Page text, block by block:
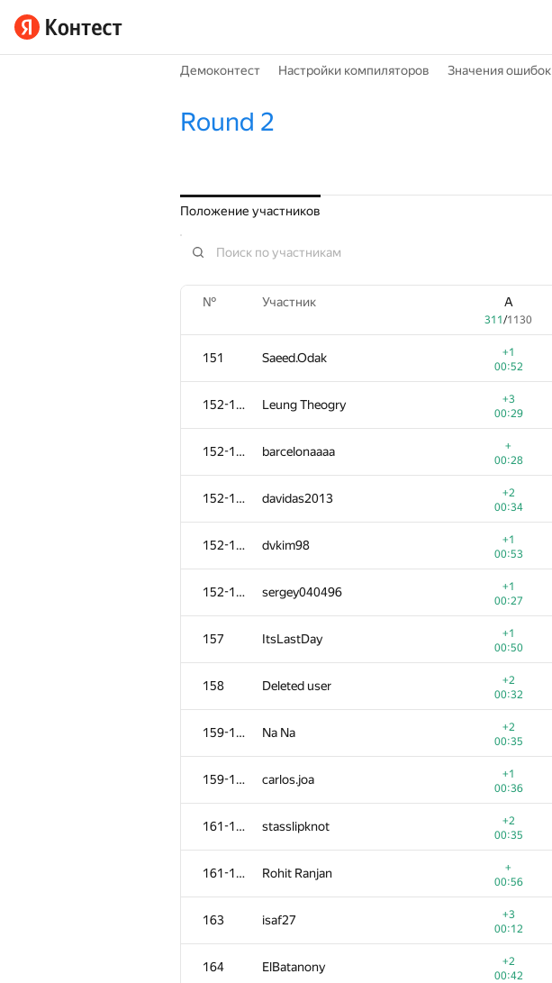
Демоконтест Настройки компиляторов Значения ошибок
Round 2
Положение участников
№ Участник A
311/1130
151 Saeed.Odak
+1
00:52
152-156 Leung Theogry
+3
00:29
152-156 barcelonaaaa
+
00:28
152-156 davidas2013
+2
00:34
152-156 dvkim98
+1
00:53
152-156 sergey040496
+1
00:27
157 ItsLastDay
+1
00:50
158 Deleted user
+2
00:32
159-160 Na Na
+2
00:35
159-160 carlos.joa
+1
00:36
161-162 stasslipknot
+2
00:35
161-162 Rohit Ranjan
+
00:56
163 isaf27
+3
00:12
164 ElBatanony
+2
00:42